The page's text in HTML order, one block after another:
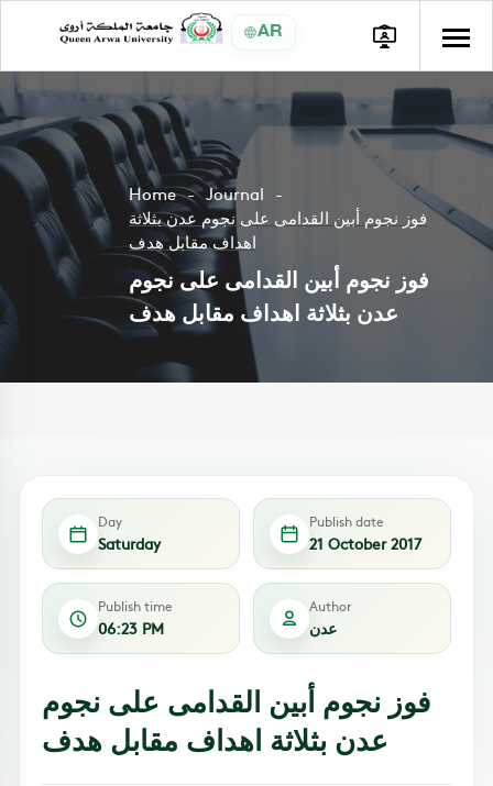
AR
Home
Journal
فوز نجوم أبين القدامى على نجوم عدن بثلاثة
اهداف مقابل هدف
فوز نجوم أبين القدامى على نجوم
عدن بثلاثة اهداف مقابل هدف
Day
Saturday
Publish date
21 October 2017
Publish time
06:23 PM
Author
عدن
فوز نجوم أبين القدامى على نجوم
عدن بثلاثة اهداف مقابل هدف